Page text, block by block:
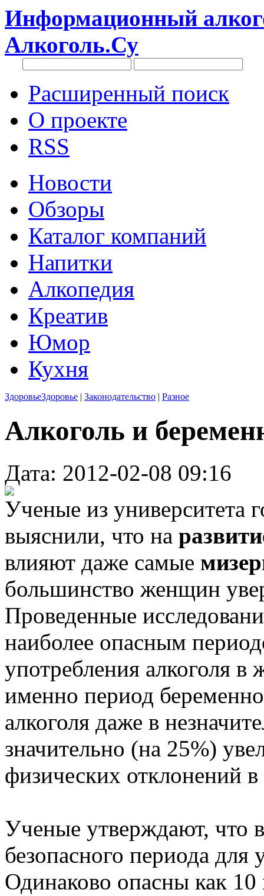
Информационный
Алкоголь.Су
Расширенный поиск
О проекте
RSS
Новости
Обзоры
Каталог компаний
Напитки
Алкопедия
Креатив
Юмор
Кухня
ЗдоровьеЗдоровье | Законодательство | Разное
Алкоголь и
Дата: 2012-02-08 09:16
Ученые из
выяснили, что на
влияют даже самые
большинство женщин
Проведенные
наиболее опасным
употребления алкоголя
именно период
алкоголя даже в
значительно (на 25%)
физических отклонений
Ученые утверждают, что
безопасного периода для
Одинаково опасны как